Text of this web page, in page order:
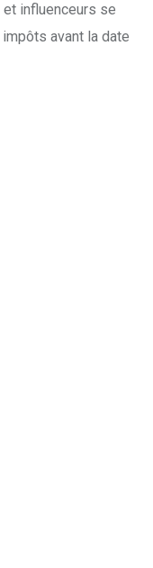
influenceurs se
avant la date